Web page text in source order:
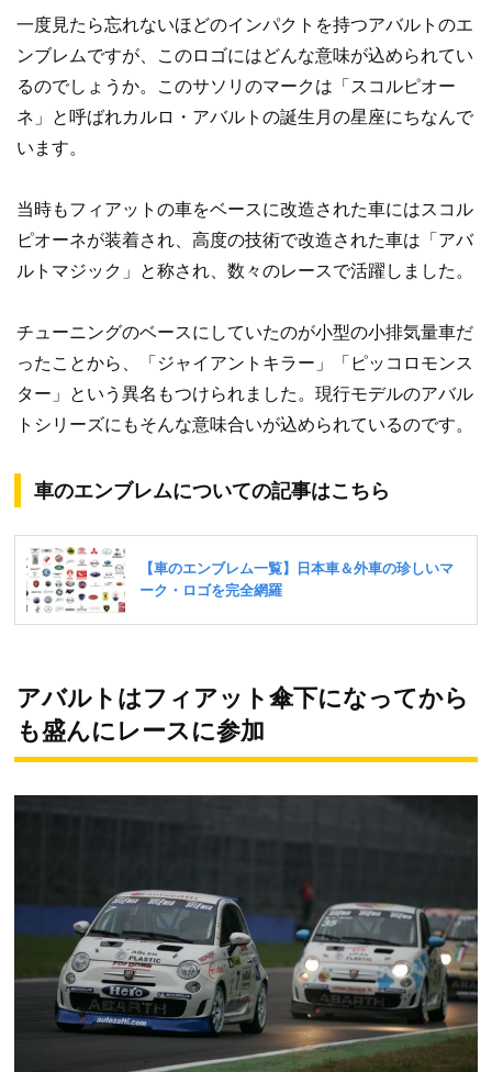
一度見たら忘れないほどのインパクトを持つアバルトのエ
ンブレムですが、このロゴにはどんな意味が込められてい
るのでしょうか。このサソリのマークは「スコルピオー
ネ」と呼ばれカルロ・アバルトの誕生月の星座にちなんで
います。
当時もフィアットの車をベースに改造された車にはスコル
ピオーネが装着され、高度の技術で改造された車は「アバ
ルトマジック」と称され、数々のレースで活躍しました。
チューニングのベースにしていたのが小型の小排気量車だ
ったことから、「ジャイアントキラー」「ピッコロモンス
ター」という異名もつけられました。現行モデルのアバル
トシリーズにもそんな意味合いが込められているのです。
車のエンブレムについての記事はこちら
アバルトはフィアット傘下になってから
も盛んにレースに参加